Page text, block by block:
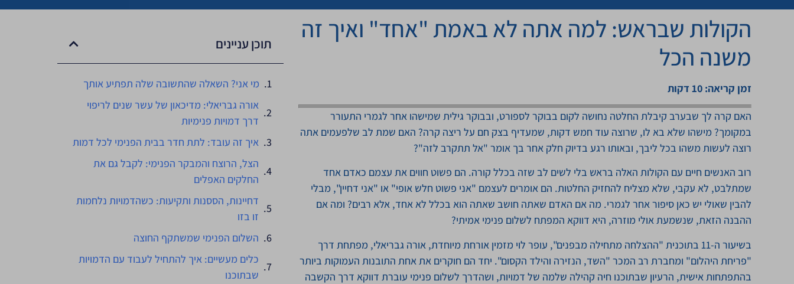
הקולות שבראש: למה אתה לא באמת "אחד" ואיך זה
משנה הכל
זמן קריאה: 10 דקות
האם קרה לך שבערב קיבלת החלטה נחושה לקום בבוקר לספורט, ובבוקר גילית שמישהו אחר לגמרי התעורר
במקומך? מישהו שלא בא לו, שרוצה עוד חמש דקות, שמעדיף בצק חם על ריצה קרה? האם שמת לב שלפעמים אתה
רוצה לעשות משהו בכל ליבך, ובאותו רגע בדיוק חלק אחר בך אומר "אל תתקרב לזה"?
רוב האנשים חיים עם הקולות האלה בראש בלי לשים לב שזה בכלל קורה. הם פשוט חווים את עצמם כאדם אחד
שמתלבט, לא עקבי, שלא מצליח להחזיק החלטות. הם אומרים לעצמם "אני פשוט חלש אופי" או "אני דחיין", מבלי
להבין שאולי יש כאן סיפור אחר לגמרי. מה אם האדם שאתה חושב שאתה הוא בכלל לא אחד, אלא רבים? ומה אם
ההבנה הזאת, שנשמעת אולי מוזרה, היא דווקא המפתח לשלום פנימי אמיתי?
בשיעור ה-11 בתוכנית "ההצלחה מתחילה מבפנים", עופר לוי מזמין אורחת מיוחדת, אורה גבריאלי, מפתחת דרך
"פריחת היהלום" ומחברת רב המכר "השד, הנזירה והילד הקסום". יחד הם חוקרים את אחת התובנות העמוקות ביותר
בהתפתחות אישית, הרעיון שבתוכנו חיה קהילה שלמה של דמויות, ושהדרך לשלום פנימי עוברת דווקא דרך הקשבה
תוכן עניינים
מי אני? השאלה שהתשובה שלה תפתיע אותך
אורה גבריאלי: מדיכאון של עשר שנים לריפוי
דרך דמויות פנימיות
איך זה עובד: לתת חדר בבית הפנימי לכל דמות
הצל, הרוצח והמבקר הפנימי: לקבל גם את
החלקים האפלים
דחיינות, הססנות ותקיעות: כשהדמויות נלחמות
זו בזו
השלום הפנימי שמשתקף החוצה
כלים מעשיים: איך להתחיל לעבוד עם הדמויות
שבתוכנו